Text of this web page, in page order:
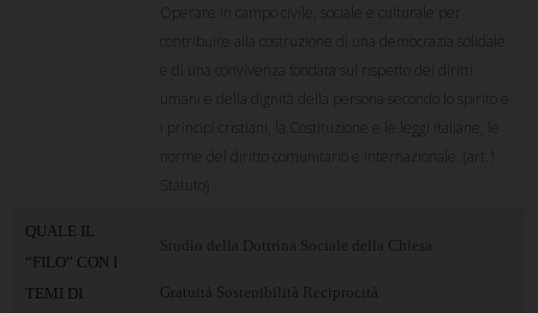
Operare in campo civile, sociale e culturale per
contribuire alla costruzione di una democrazia solidale
umani e della dignità della persona secondo lo spirito e
norme del diritto comunitario e internazionale. (art.1
QUALE IL
“FILO” CON I
TEMI DI
Studio della Dottrina Sociale della Chiesa
Gratuità Sostenibilità Reciprocità